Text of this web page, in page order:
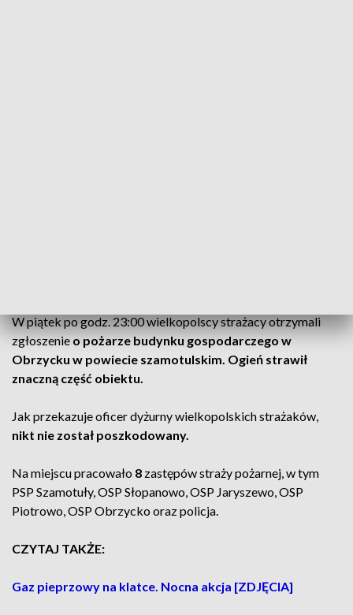
W piątek po godz. 23:00 wielkopolscy strażacy otrzymali
zgłoszenie o pożarze budynku gospodarczego w
Obrzycku w powiecie szamotulskim. Ogień strawił
znaczną część obiektu.
Jak przekazuje oficer dyżurny wielkopolskich strażaków,
nikt nie został poszkodowany.
Na miejscu pracowało 8 zastępów straży pożarnej, w tym
PSP Szamotuły, OSP Słopanowo, OSP Jaryszewo, OSP
Piotrowo, OSP Obrzycko oraz policja.
CZYTAJ TAKŻE:
Gaz pieprzowy na klatce. Nocna akcja [ZDJĘCIA]